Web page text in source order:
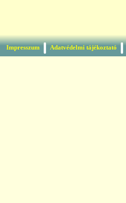
Impresszum Adatvédelmi tájékoztató